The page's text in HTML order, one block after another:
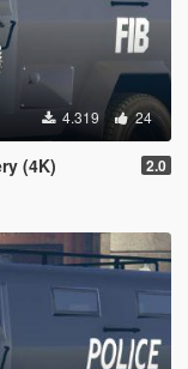
4.319 24
(4K) 2.0